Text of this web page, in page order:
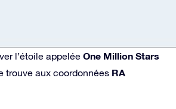
l’étoile appelée One Million Stars
trouve aux coordonnées RA